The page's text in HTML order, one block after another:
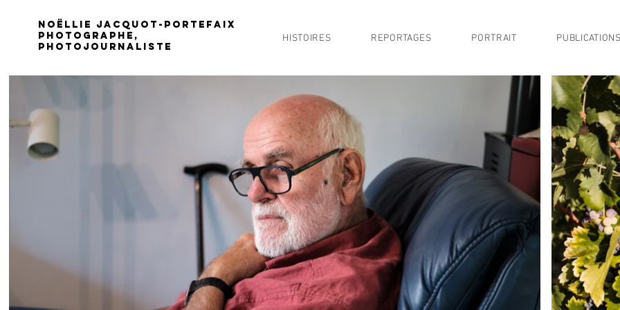
Noëllie Jacquot-Portefaix
PHOTOGRAPHE,
PHOTOJOURNALISTE
HISTOIRES REPORTAGES PORTRAIT PUBLICATIONS